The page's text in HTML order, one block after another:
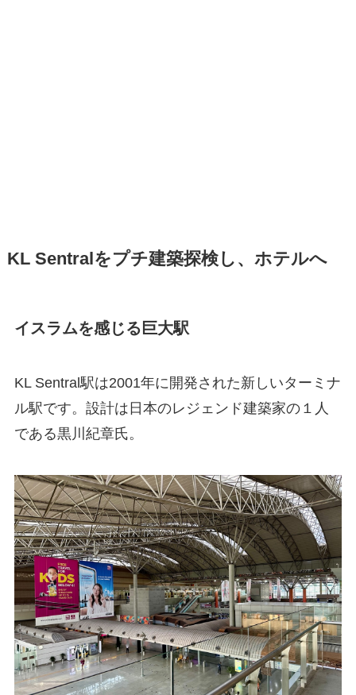
KL Sentralをプチ建築探検し、ホテルへ
イスラムを感じる巨大駅
KL Sentral駅は2001年に開発された新しいターミナ
ル駅です。設計は日本のレジェンド建築家の１人
である黒川紀章氏。